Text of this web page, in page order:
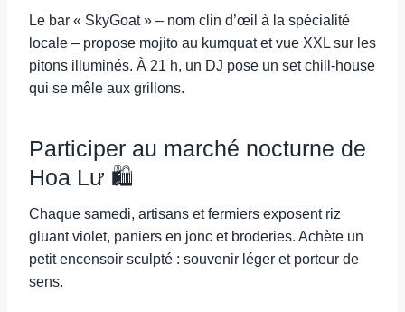
Le bar « SkyGoat » – nom clin d’œil à la spécialité
locale – propose mojito au kumquat et vue XXL sur les
pitons illuminés. À 21 h, un DJ pose un set chill-house
qui se mêle aux grillons.
Participer au marché nocturne de
Hoa Lư 🛍️
Chaque samedi, artisans et fermiers exposent riz
gluant violet, paniers en jonc et broderies. Achète un
petit encensoir sculpté : souvenir léger et porteur de
sens.